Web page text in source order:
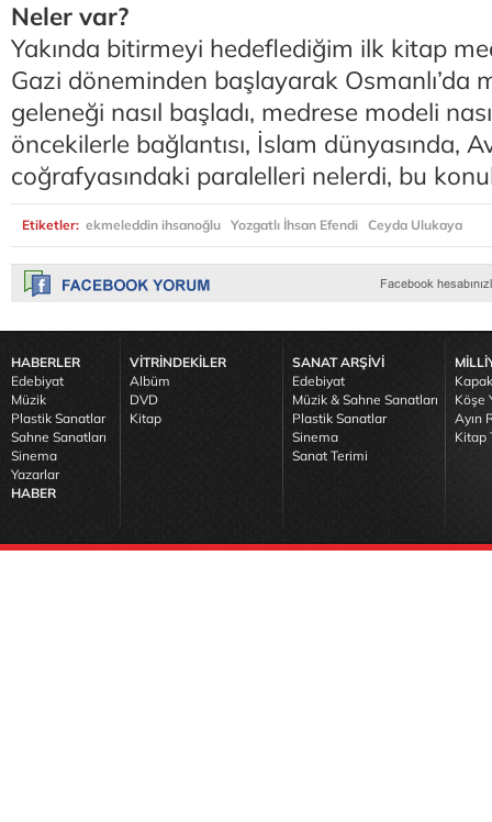
Neler var?
Yakında bitirmeyi hedeflediğim ilk kitap
Gazi döneminden başlayarak Osmanlı’da
geleneği nasıl başladı, medrese modeli
öncekilerle bağlantısı, İslam dünyasında,
coğrafyasındaki paralelleri nelerdi, bu
Etiketler: ekmeleddin ihsanoğlu Yozgatlı İhsan Efendi Ceyda Ulukaya
HABERLER
Edebiyat
Müzik
Plastik Sanatlar
Sahne Sanatları
Sinema
Yazarlar
HABER
VİTRİNDEKİLER
Albüm
DVD
Kitap
SANAT ARŞİVİ
Edebiyat
Müzik & Sahne Sanatları
Plastik Sanatlar
Sinema
Sanat Terimi
Köşe
Ayın
Kitap